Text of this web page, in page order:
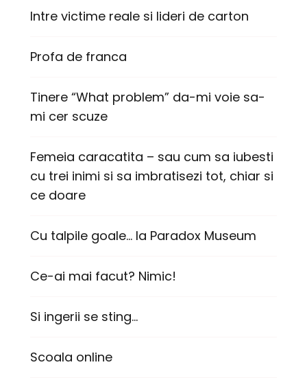
Intre victime reale si lideri de carton
Profa de franca
Tinere “What problem” da-mi voie sa-
mi cer scuze
Femeia caracatita – sau cum sa iubesti
cu trei inimi si sa imbratisezi tot, chiar si
ce doare
Cu talpile goale… la Paradox Museum
Ce-ai mai facut? Nimic!
Si ingerii se sting…
Scoala online